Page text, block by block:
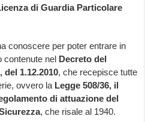
di Guardia Particolare
conoscere per poter entrare in
contenute nel Decreto del
del 1.12.2010, che recepisce tutte
ovvero la Legge 508/36, il
di attuazione del
, che risale al 1940.